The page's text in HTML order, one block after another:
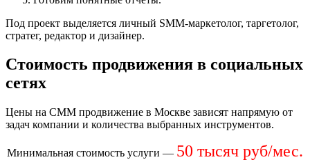
Под проект выделяется личный SMM-маркетолог, таргетолог,
стратег, редактор и дизайнер.
Стоимость продвижения в социальных
сетях
Цены на СММ продвижение в Москве зависят напрямую от
задач компании и количества выбранных инструментов.
Минимальная стоимость услуги — 50 тысяч руб/мес.